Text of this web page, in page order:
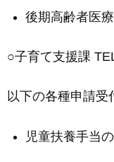
後期高齢者医
○子育て支援課
以下の各種申請受
児童扶養手当